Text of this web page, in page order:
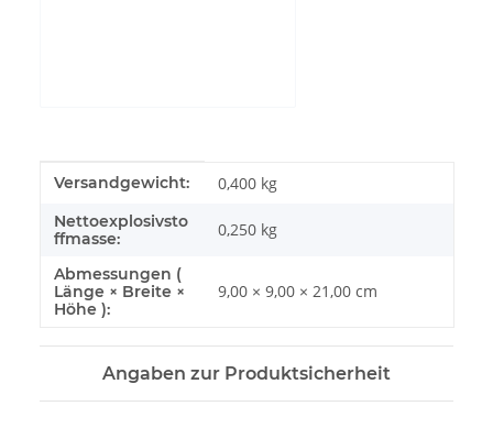
Produkteigenschaft
Wert
Versandgewicht: 0,400 kg
Nettoexplosivsto
ffmasse:
0,250 kg
Abmessungen (
Länge × Breite ×
Höhe ):
9,00 × 9,00 × 21,00 cm
Angaben zur Produktsicherheit